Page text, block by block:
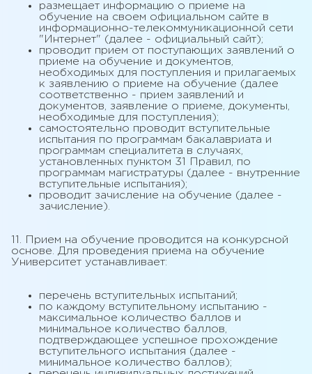
размещает информацию о приеме на
обучение на своем официальном сайте в
информационно-телекоммуникационной сети
"Интернет" (далее - официальный сайт);
проводит прием от поступающих заявлений о
приеме на обучение и документов,
необходимых для поступления и прилагаемых
к заявлению о приеме на обучение (далее
соответственно - прием заявлений и
документов, заявление о приеме, документы,
необходимые для поступления);
самостоятельно проводит вступительные
испытания по программам бакалавриата и
программам специалитета в случаях,
установленных пунктом 31 Правил, по
программам магистратуры (далее - внутренние
вступительные испытания);
проводит зачисление на обучение (далее -
зачисление).
11. Прием на обучение проводится на конкурсной
основе. Для проведения приема на обучение
Университет устанавливает:
перечень вступительных испытаний;
по каждому вступительному испытанию -
максимальное количество баллов и
минимальное количество баллов,
подтверждающее успешное прохождение
вступительного испытания (далее -
минимальное количество баллов);